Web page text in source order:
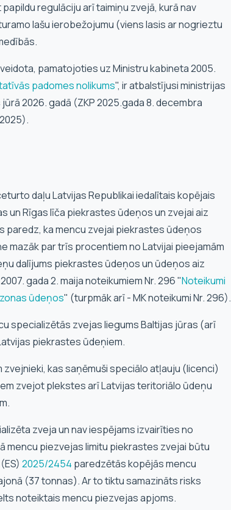
regulāciju arī taimiņu zvejā, kurā nav
lašu ierobežojumu (viens lasis ar nogrieztu
pamatojoties uz Ministru kabineta 2005.
padomes nolikums", ir atbalstījusi ministrijas
2026. gadā (ZKP 2025.gada 8. decembra
daļu Latvijas Republikai iedalītais kopējais
un Rīgas līča piekrastes ūdeņos un zvejai aiz
paredz, ka mencu zvejai piekrastes ūdeņos
mazāk par trīs procentiem no Latvijai pieejamām
dalījums piekrastes ūdeņos un ūdeņos aiz
gada 2. maija noteikumiem Nr. 296 "Noteikumi
ūdeņos" (turpmāk arī - MK noteikumi Nr. 296).
specializētās zvejas liegums Baltijas jūras (arī
piekrastes ūdeņiem.
kas saņēmuši speciālo atļauju (licenci)
zvejot plekstes arī Latvijas teritoriālo ūdeņu
zveja un nav iespējams izvairīties no
mencu piezvejas limitu piekrastes zvejai būtu
2025/2454 paredzētās kopējās mencu
(37 tonnas). Ar to tiktu samazināts risks
noteiktais mencu piezvejas apjoms.